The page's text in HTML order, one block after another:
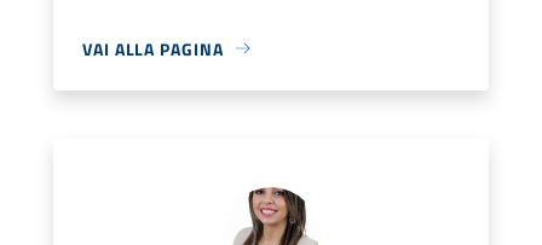
VAI ALLA PAGINA